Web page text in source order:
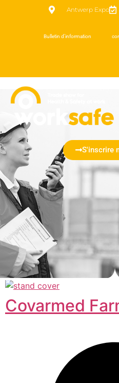
Antwerp Expo
Bulletin d’information
S'inscrire
Covarmed